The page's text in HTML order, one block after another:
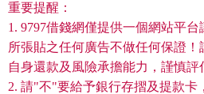
重要提醒：
1. 9797借錢網僅提供一個網站平
所張貼之任何廣告不做任何保證
自身還款及風險承擔能力，謹慎評
2. 請"不"要給予銀行存摺及提款卡